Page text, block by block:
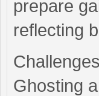
prepare
reflecting
Ghosting